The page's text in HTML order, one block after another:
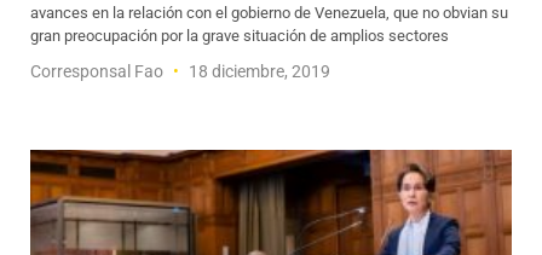
avances en la relación con el gobierno de Venezuela, que no obvian su
gran preocupación por la grave situación de amplios sectores
Corresponsal Fao 18 diciembre, 2019